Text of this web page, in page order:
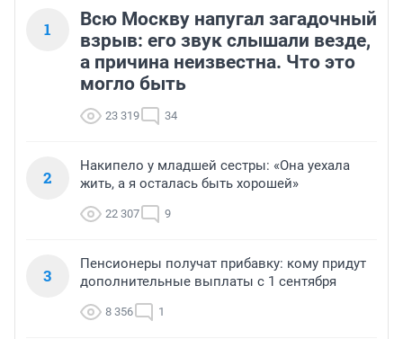
1
Всю Москву напугал загадочный
взрыв: его звук слышали везде,
а причина неизвестна. Что это
могло быть
23 319 34
2
Накипело у младшей сестры: «Она уехала
жить, а я осталась быть хорошей»
22 307 9
3
Пенсионеры получат прибавку: кому придут
дополнительные выплаты с 1 сентября
8 356 1